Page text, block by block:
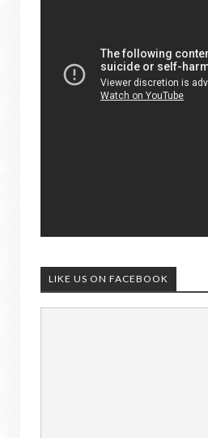
LIKE US ON FACEBOOK